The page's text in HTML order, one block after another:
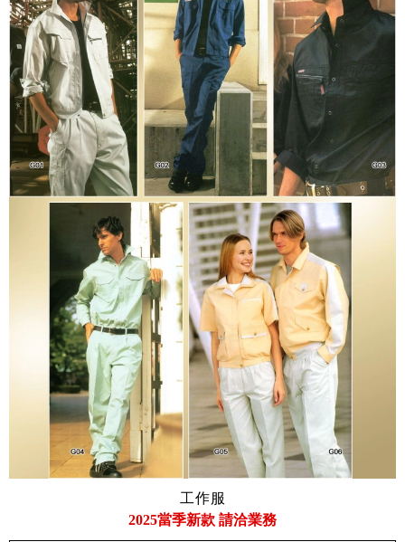
工作服
2025當季新款 請洽業務